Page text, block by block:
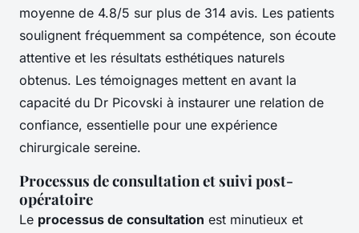
moyenne de 4.8/5 sur plus de 314 avis. Les patients
soulignent fréquemment sa compétence, son écoute
attentive et les résultats esthétiques naturels
obtenus. Les témoignages mettent en avant la
capacité du Dr Picovski à instaurer une relation de
confiance, essentielle pour une expérience
chirurgicale sereine.
Processus de consultation et suivi post-
opératoire
Le processus de consultation est minutieux et